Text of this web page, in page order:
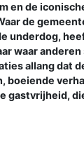
en de
de
underdog,
waar
allang dat
boeiende
gastvrijheid,